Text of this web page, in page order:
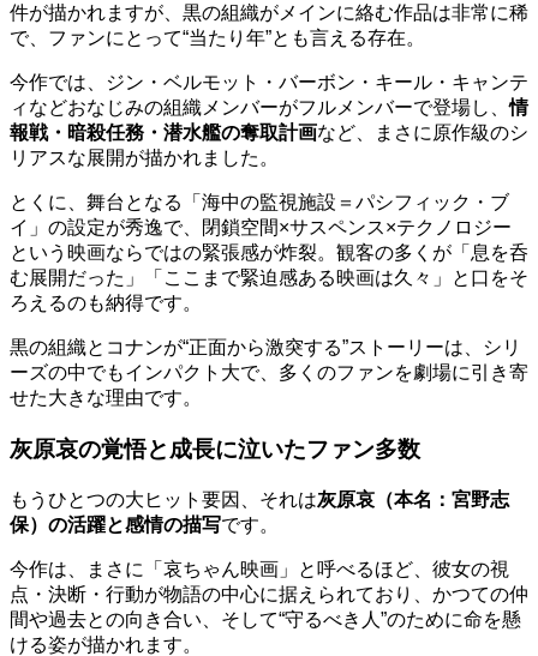
件が描かれますが、黒の組織がメインに絡む作品は非常に稀
で、ファンにとって“当たり年”とも言える存在。
今作では、ジン・ベルモット・バーボン・キール・キャンテ
ィなどおなじみの組織メンバーがフルメンバーで登場し、情
報戦・暗殺任務・潜水艦の奪取計画など、まさに原作級のシ
リアスな展開が描かれました。
とくに、舞台となる「海中の監視施設＝パシフィック・ブ
イ」の設定が秀逸で、閉鎖空間×サスペンス×テクノロジー
という映画ならではの緊張感が炸裂。観客の多くが「息を呑
む展開だった」「ここまで緊迫感ある映画は久々」と口をそ
ろえるのも納得です。
黒の組織とコナンが“正面から激突する”ストーリーは、シリ
ーズの中でもインパクト大で、多くのファンを劇場に引き寄
せた大きな理由です。
灰原哀の覚悟と成長に泣いたファン多数
もうひとつの大ヒット要因、それは灰原哀（本名：宮野志
保）の活躍と感情の描写です。
今作は、まさに「哀ちゃん映画」と呼べるほど、彼女の視
点・決断・行動が物語の中心に据えられており、かつての仲
間や過去との向き合い、そして“守るべき人”のために命を懸
ける姿が描かれます。